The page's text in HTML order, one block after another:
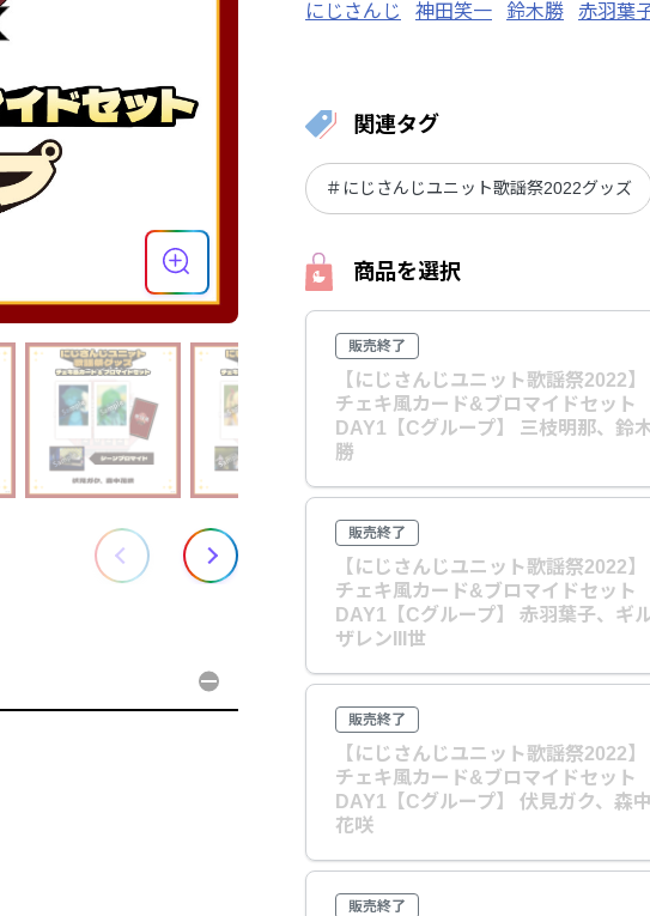
にじさんじ
神田笑一 鈴木勝 赤羽葉
関連タグ
＃にじさんじユニット歌謡祭2022グッズ
商品を選択
販売終了
【にじさんじユニット歌謡祭2022】
チェキ風カード&ブロマイドセット
DAY1【Cグループ】 三枝明那、鈴
勝
販売終了
【にじさんじユニット歌謡祭2022】
チェキ風カード&ブロマイドセット
DAY1【Cグループ】 赤羽葉子、ギ
ザレンIII世
販売終了
【にじさんじユニット歌謡祭2022】
チェキ風カード&ブロマイドセット
DAY1【Cグループ】 伏見ガク、森中
花咲
販売終了